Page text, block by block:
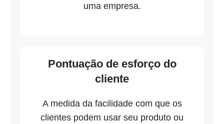
uma empresa.
Pontuação de esforço do
cliente
A medida da facilidade com que os
clientes podem usar seu produto ou